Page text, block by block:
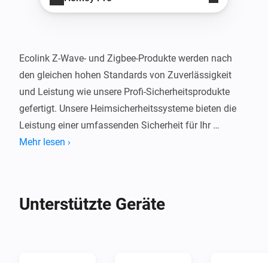
Ecolink Z-Wave- und Zigbee-Produkte werden nach
den gleichen hohen Standards von Zuverlässigkeit
und Leistung wie unsere Profi-Sicherheitsprodukte
gefertigt. Unsere Heimsicherheitssysteme bieten die
Leistung einer umfassenden Sicherheit für Ihr
Zuhause in einem erschwinglichen, DIY-Paket, das
Mehr lesen ›
Unterstützte Geräte